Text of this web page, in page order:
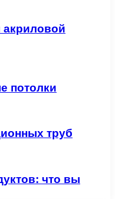
акриловой
потолки
труб
что вы